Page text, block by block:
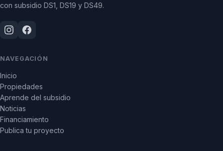
con subsidio DS1, DS19 y DS49.
NAVEGACIÓN
Inicio
Propiedades
Aprende del subsidio
Noticias
Financiamiento
Publica tu proyecto